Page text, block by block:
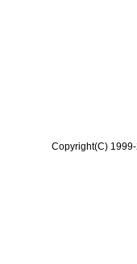
Copyright(C)